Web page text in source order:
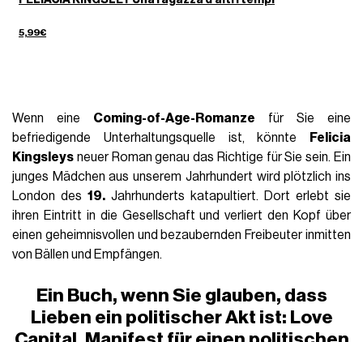
5,99€
Wenn eine Coming-of-Age-Romanze für Sie eine
befriedigende Unterhaltungsquelle ist, könnte
Felicia
Kingsleys neuer Roman genau das Richtige für Sie sein. Ein
junges Mädchen aus unserem Jahrhundert wird plötzlich ins
London des19. Jahrhunderts katapultiert. Dort erlebt sie
ihren Eintritt in die Gesellschaft und verliert den Kopf über
einen geheimnisvollen und bezaubernden Freibeuter inmitten
von Bällen und Empfängen.
Ein Buch, wenn Sie glauben, dass
Lieben ein politischer Akt ist: Love